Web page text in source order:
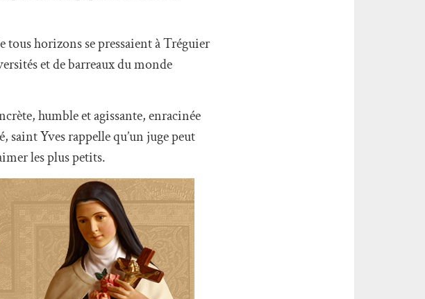
horizons se pressaient à Tréguier
et de barreaux du monde
humble et agissante, enracinée
saint Yves rappelle qu’un juge peut
les plus petits.